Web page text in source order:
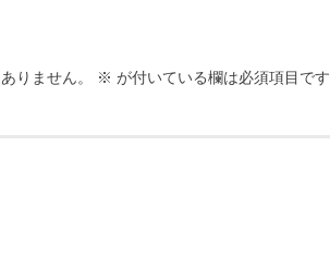
りません。 ※ が付いている欄は必須項目です